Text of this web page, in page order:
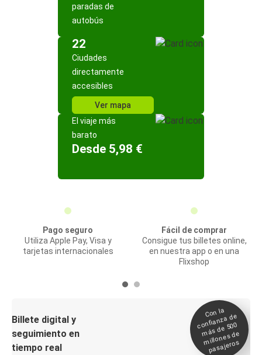
paradas de
autobús
22
Ciudades
directamente
accesibles
Ver mapa
El viaje más
barato
Desde 5,98 €
Pago seguro
Utiliza Apple Pay, Visa y
tarjetas internacionales
Fácil de comprar
Consigue tus billetes online,
en nuestra app o en una
Flixshop
Billete digital y
seguimiento en
tiempo real
Con la
confianza de
más de 500
millones de
pasajeros